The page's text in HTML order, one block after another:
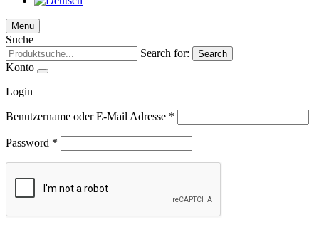
Menu
Suche
Search for:
Search
Konto
Login
Benutzername oder E-Mail Adresse *
Password *